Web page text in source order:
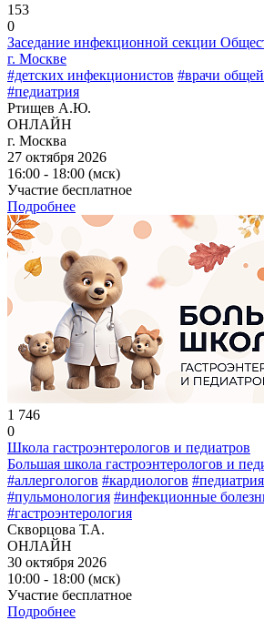
153
0
Заседание инфекционной секции
г. Москве
#детских инфекционистов #врачи
#педиатрия
Ртищев А.Ю.
ОНЛАЙН
г. Москва
27 октября 2026
16:00 - 18:00 (мск)
Участие бесплатное
Подробнее
1 746
0
Школа гастроэнтерологов и педиатров
Большая школа гастроэнтерологов и
#аллергологов #кардиологов #педиатрия
#пульмонология #инфекционные
#гастроэнтерология
Скворцова Т.А.
ОНЛАЙН
30 октября 2026
10:00 - 18:00 (мск)
Участие бесплатное
Подробнее